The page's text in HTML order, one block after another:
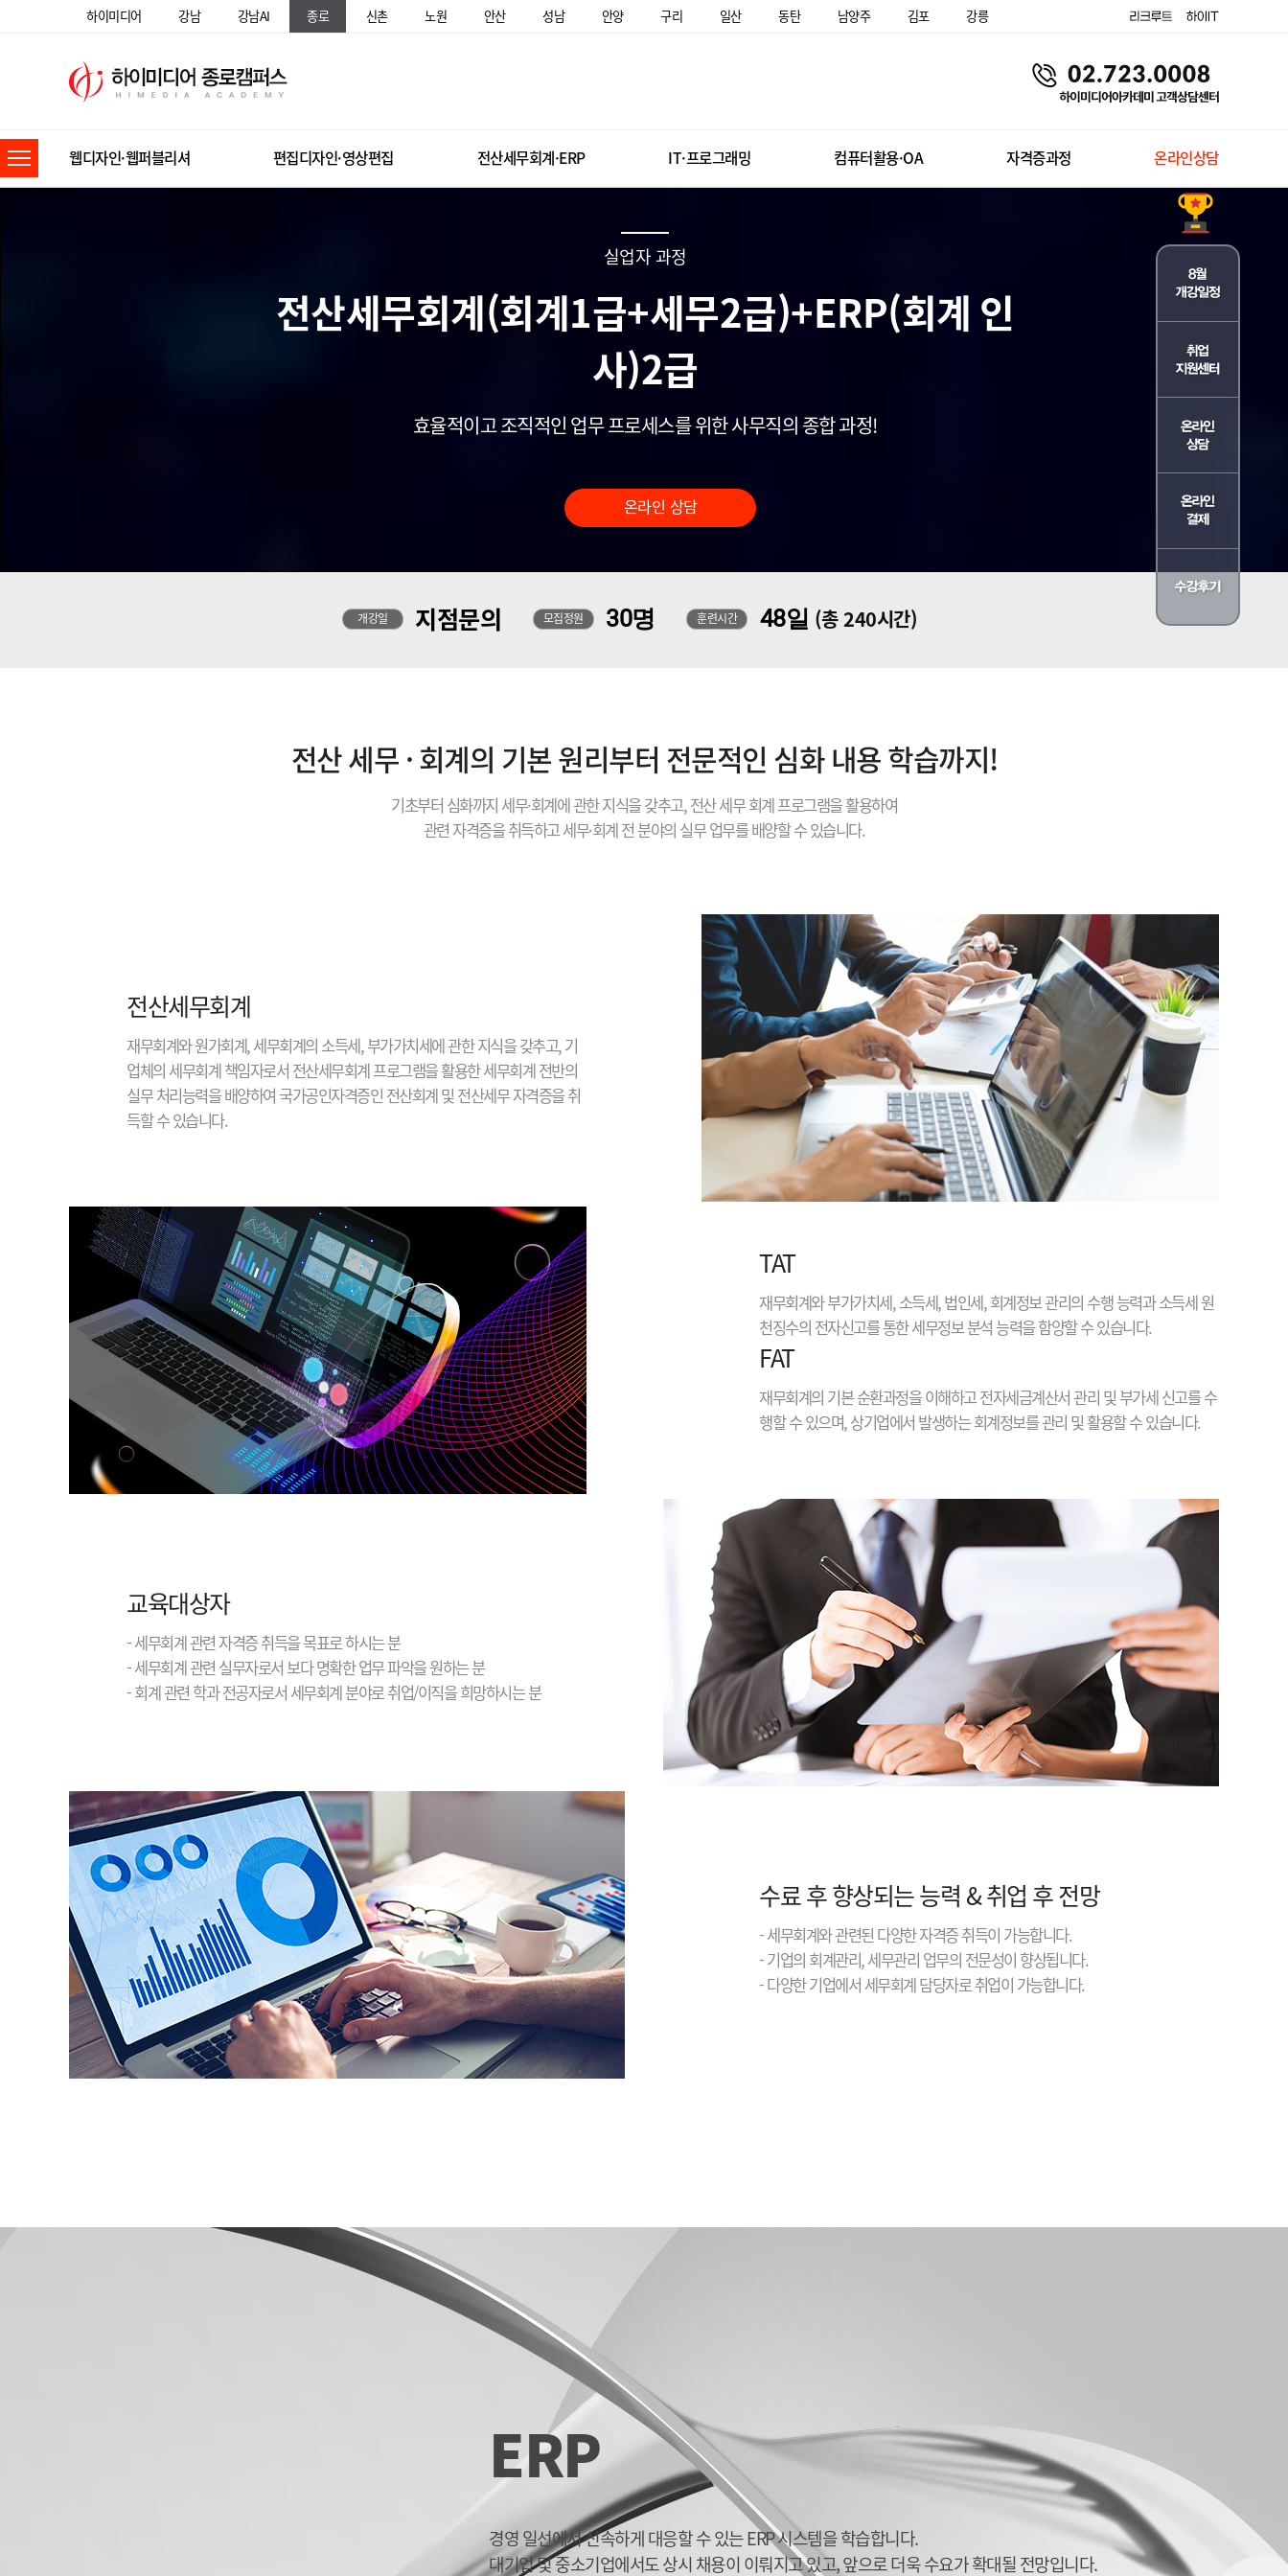
하이미디어 강남 강남AI 종로 신촌 노원 안산 성남 안양 구리 일산 동탄 남양주 김포 강릉
웹디자인·웹퍼블리셔 편집디자인·영상편집 전산세무회계·ERP IT·프로그래밍 컴퓨터활용·OA 자격증과정 온라인상담
실업자 과정
전산세무회계(회계1급+세무2급)+ERP(회계 인
사)2급
효율적이고 조직적인 업무 프로세스를 위한 사무직의 종합 과정!
온라인 상담
개강일 지점문의 모집정원 30명 훈련시간 48일 (총 240시간)
전산 세무 · 회계의 기본 원리부터 전문적인 심화 내용 학습까지!
기초부터 심화까지 세무·회계에 관한 지식을 갖추고, 전산 세무 회계 프로그램을 활용하여
관련 자격증을 취득하고 세무·회계 전 분야의 실무 업무를 배양할 수 있습니다.
전산세무회계
재무회계와 원가회계, 세무회계의 소득세, 부가가치세에 관한 지식을 갖추고, 기
업체의 세무회계 책임자로서 전산세무회계 프로그램을 활용한 세무회계 전반의
실무 처리능력을 배양하여 국가공인자격증인 전산회계 및 전산세무 자격증을 취
득할 수 있습니다.
TAT
재무회계와 부가가치세, 소득세, 법인세, 회계정보 관리의 수행 능력과 소득세 원
천징수의 전자신고를 통한 세무정보 분석 능력을 함양할 수 있습니다.
FAT
재무회계의 기본 순환과정을 이해하고 전자세금계산서 관리 및 부가세 신고를 수
행할 수 있으며, 상기업에서 발생하는 회계정보를 관리 및 활용할 수 있습니다.
교육대상자
- 세무회계 관련 자격증 취득을 목표로 하시는 분
- 세무회계 관련 실무자로서 보다 명확한 업무 파악을 원하는 분
- 회계 관련 학과 전공자로서 세무회계 분야로 취업/이직을 희망하시는 분
수료 후 향상되는 능력 & 취업 후 전망
- 세무회계와 관련된 다양한 자격증 취득이 가능합니다.
- 기업의 회계관리, 세무관리 업무의 전문성이 향상됩니다.
- 다양한 기업에서 세무회계 담당자로 취업이 가능합니다.
ERP
경영 일선에서 신속하게 대응할 수 있는 ERP 시스템을 학습합니다.
대기업 및 중소기업에서도 상시 채용이 이뤄지고 있고, 앞으로 더욱 수요가 확대될 전망입니다.